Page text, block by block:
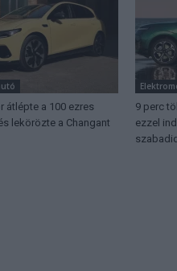
átlépte a 100 ezres
lekörözte a Changant
9 perc
ezzel